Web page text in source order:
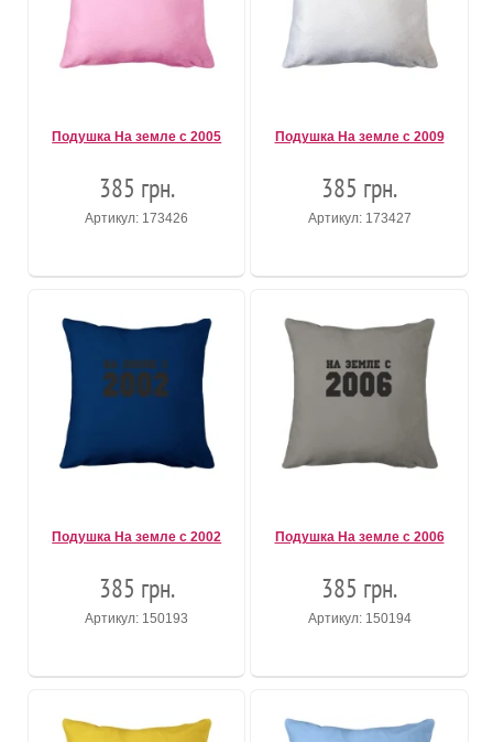
Подушка На земле с 2005
385 грн.
Артикул: 173426
Подушка На земле с 2009
385 грн.
Артикул: 173427
Подушка На земле с 2002
385 грн.
Артикул: 150193
Подушка На земле с 2006
385 грн.
Артикул: 150194